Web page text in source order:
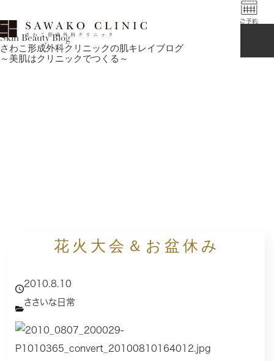
Skin Beauty Blog
さわこ形成外科クリニックの肌キレイブログ
～美肌はクリニックでつくる～
花火大会＆お盆休み
2010.8.10
ささいな日常